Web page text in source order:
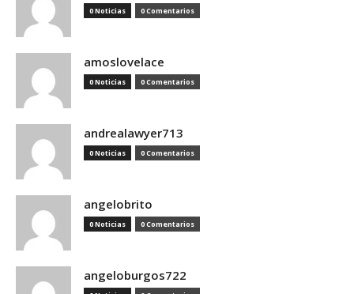
0 Noticias 0 Comentarios
amoslovelace
0 Noticias 0 Comentarios
andrealawyer713
0 Noticias 0 Comentarios
angelobrito
0 Noticias 0 Comentarios
angeloburgos722